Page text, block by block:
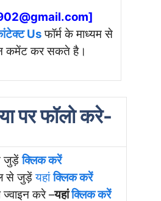
Usफॉर्म के माध्यम से
कमेंट कर सकते है।
पर फॉलो करे-
जुड़ेंक्लिक करें
से जुड़ेंयहांक्लिक करें
ज्वाइन करे –यहांक्लिक करें